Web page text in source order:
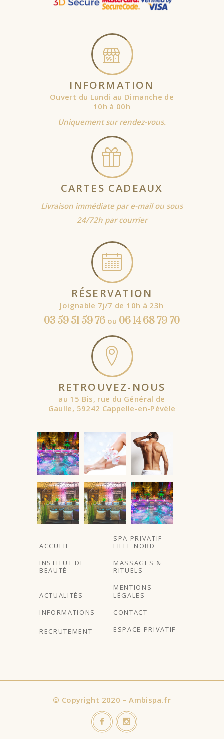
INFORMATION
Ouvert du Lundi au Dimanche de
10h à 00h
Uniquement sur rendez-vous.
CARTES CADEAUX
Livraison immédiate par e-mail ou sous
24/72h par courrier
RÉSERVATION
Joignable 7j/7 de 10h à 23h
03 59 51 59 76 ou 06 14 68 79 70
RETROUVEZ-NOUS
au 15 Bis, rue du Général de
Gaulle, 59242 Cappelle-en-Pévèle
À partir de
À partir de
ACCUEIL
SPA PRIVATIF
LILLE NORD
INSTITUT DE
BEAUTÉ
MASSAGES &
RITUELS
ACTUALITÉS
MENTIONS
LÉGALES
INFORMATIONS
CONTACT
RECRUTEMENT ESPACE PRIVATIF
© Copyright 2020 – Ambispa.fr